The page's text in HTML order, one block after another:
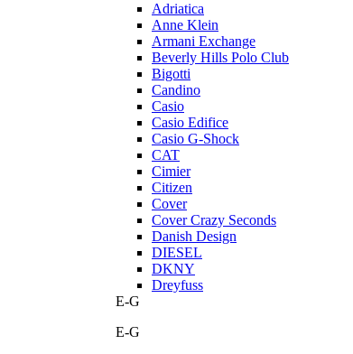
Adriatica
Anne Klein
Armani Exchange
Beverly Hills Polo Club
Bigotti
Candino
Casio
Casio Edifice
Casio G-Shock
CAT
Cimier
Citizen
Cover
Cover Crazy Seconds
Danish Design
DIESEL
DKNY
Dreyfuss
E-G
E-G